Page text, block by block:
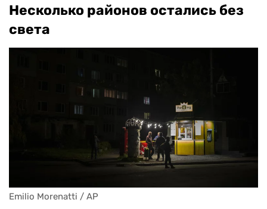
Несколько районов остались без
света
Emilio Morenatti / AP